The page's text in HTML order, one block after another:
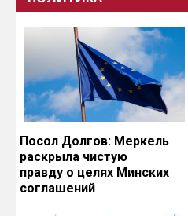
Посол Долгов: Меркель
раскрыла чистую
правду о целях Минских
соглашений